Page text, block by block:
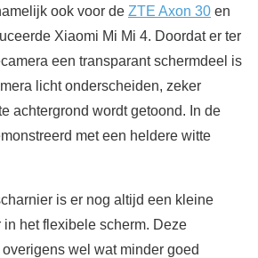
ook voor de ZTE Axon 30 en
Xiaomi Mi Mi 4. Doordat er ter
een transparant schermdeel is
licht onderscheiden, zeker
achtergrond wordt getoond. In de
met een heldere witte
is er nog altijd een kleine
het flexibele scherm. Deze
wel wat minder goed